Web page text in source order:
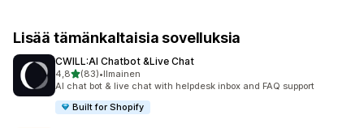
Lisää tämänkaltaisia sovelluksia
CWILL:AI Chatbot &Live Chat
4,8/ 5 tähteä
(83)
83 arvostelua yhteensä
•Ilmainen
AI chat bot & live chat with helpdesk inbox and FAQ support
Built for Shopify